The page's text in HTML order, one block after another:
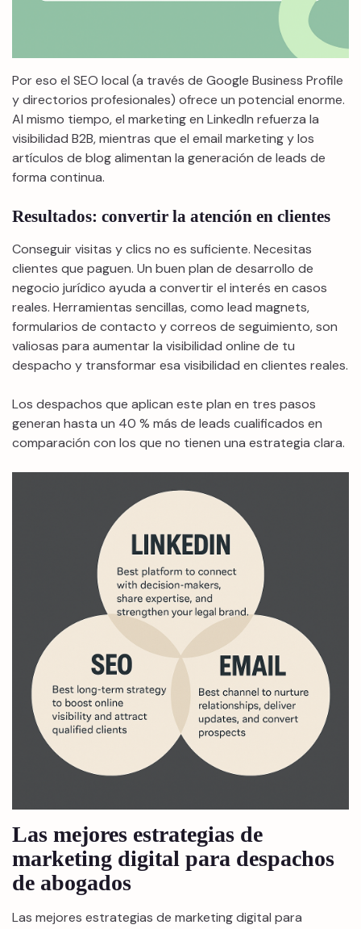
Por eso el SEO local (a través de Google Business Profile
y directorios profesionales) ofrece un potencial enorme.
Al mismo tiempo, el marketing en LinkedIn refuerza la
visibilidad B2B, mientras que el email marketing y los
artículos de blog alimentan la generación de leads de
forma continua.
Resultados: convertir la atención en clientes
Conseguir visitas y clics no es suficiente. Necesitas
clientes que paguen. Un buen plan de desarrollo de
negocio jurídico ayuda a convertir el interés en casos
reales. Herramientas sencillas, como lead magnets,
formularios de contacto y correos de seguimiento, son
valiosas para aumentar la visibilidad online de tu
despacho y transformar esa visibilidad en clientes reales.
Los despachos que aplican este plan en tres pasos
generan hasta un 40 % más de leads cualificados en
comparación con los que no tienen una estrategia clara.
Las mejores estrategias de
marketing digital para despachos
de abogados
Las mejores estrategias de marketing digital para